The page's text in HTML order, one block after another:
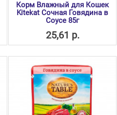
Корм Влажный для Кошек
Kitekat Сочная Говядина в
Соусе 85г
25,61 р.